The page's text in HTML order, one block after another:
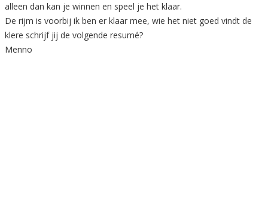
alleen dan kan je winnen en speel je het klaar.
De rijm is voorbij ik ben er klaar mee, wie het niet goed vindt de
klere schrijf jij de volgende resumé?
Menno